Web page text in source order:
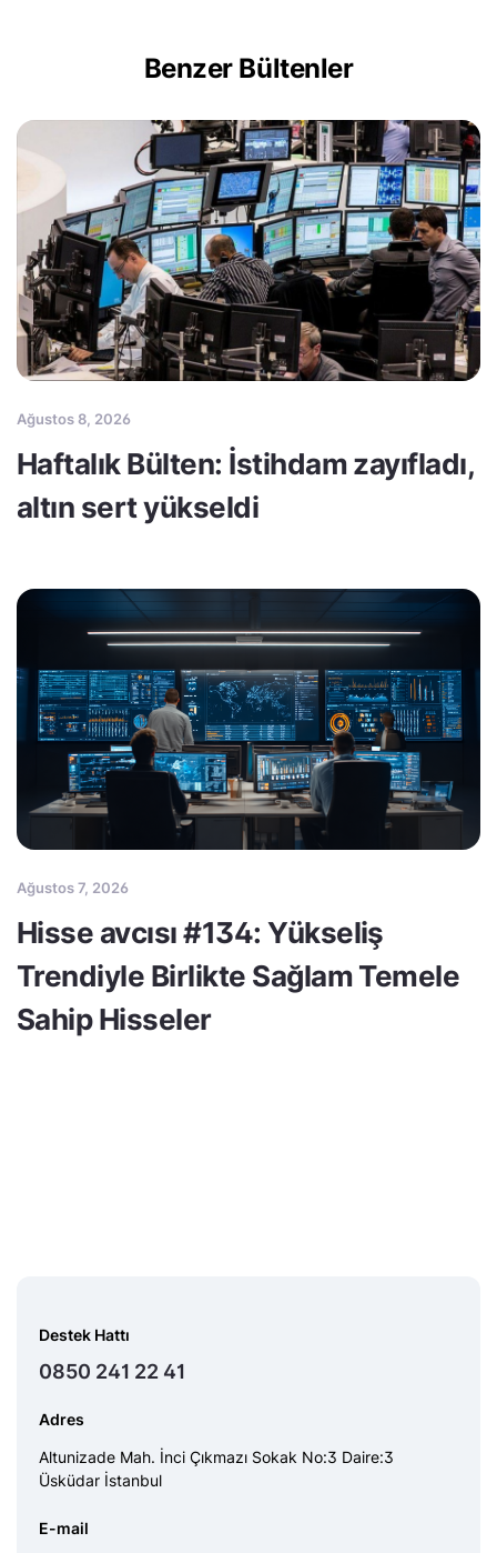
Benzer Bültenler
Ağustos 8, 2026
Haftalık Bülten: İstihdam zayıfladı,
altın sert yükseldi
Ağustos 7, 2026
Hisse avcısı #134: Yükseliş
Trendiyle Birlikte Sağlam Temele
Sahip Hisseler
Destek Hattı
0850 241 22 41
Adres
Altunizade Mah. İnci Çıkmazı Sokak No:3 Daire:3
Üsküdar İstanbul
E-mail